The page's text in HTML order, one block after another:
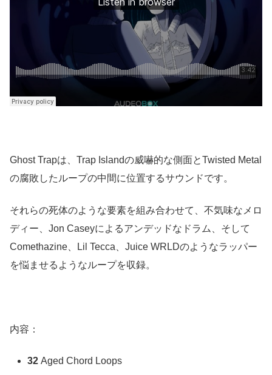
Ghost Trapは、Trap Islandの威嚇的な側面とTwisted Metal
の腐敗したループの中間に位置するサウンドです。
それらの死体のような要素を組み合わせて、不気味なメロ
ディー、Jon Caseyによるアンデッドなドラム、そして
Comethazine、Lil Tecca、Juice WRLDのようなラッパー
を悩ませるようなループを収録。
内容：
32 Aged Chord Loops